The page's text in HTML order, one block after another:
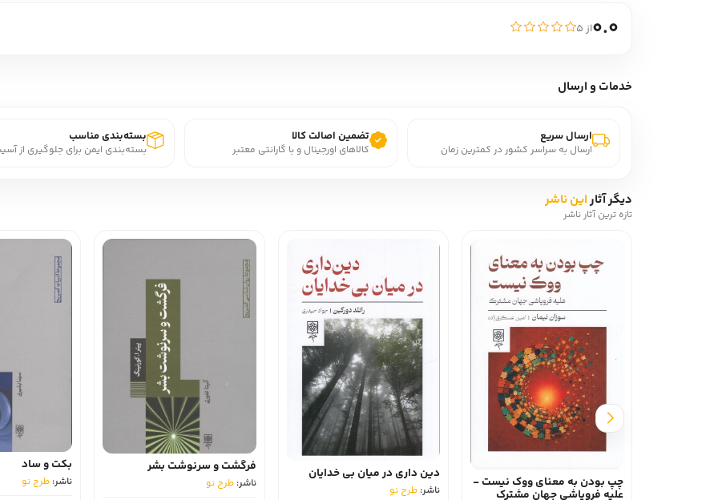
0.0از ۵
خدمات و ارسال
ارسال سریع
ارسال به سراسر کشور در کمترین زمان
تضمین اصالت کالا
کالاهای اورجینال و با گارانتی معتبر
بسته‌بندی مناسب
بسته‌بندی ایمن برای جلوگیری از
دیگر آثاراین ناشر
تازه ترین آثار ناشر
چپ بودن به معنای ووک نیست -
علیه فروپاشی جهان مشترک
دین داری در میان بی خدایان
ناشر: طرح نو
فرگشت و سرنوشت بشر
ناشر: طرح نو
بکت و ساد
ناشر: طرح نو